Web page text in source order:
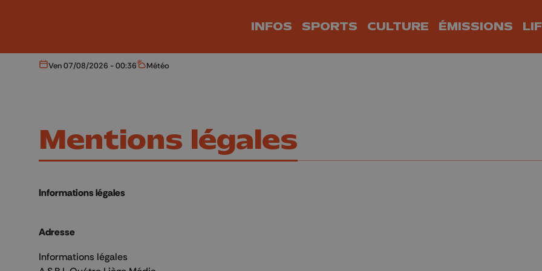
INFOS SPORTS CULTURE ÉMISSIONS
Aujourd'hui
Ven 07/08/2026 - 00:36 Météo
Météo
Mentions légales
Informations légales
Adresse
Informations légales